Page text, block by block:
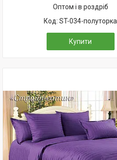
Оптом і в роздріб
ST-034-полуторка
Купити